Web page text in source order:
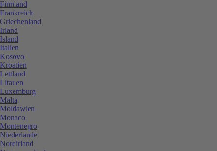
Finnland
Frankreich
Griechenland
Irland
Island
Italien
Kosovo
Kroatien
Lettland
Litauen
Luxemburg
Malta
Moldawien
Monaco
Montenegro
Niederlande
Nordirland